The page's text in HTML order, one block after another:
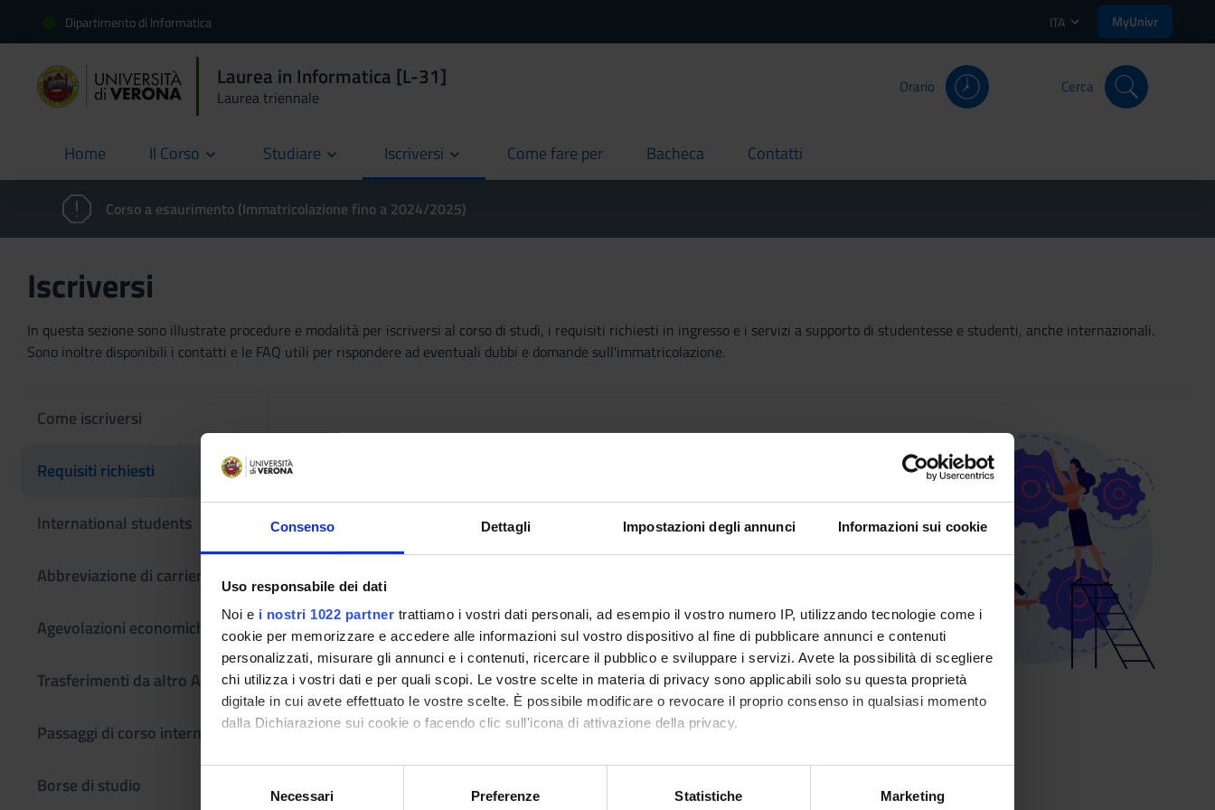
Consenso Dettagli Impostazioni degli annunci Informazioni sui cookie
Uso responsabile dei dati
Noi e i nostri 1022 partner trattiamo i vostri dati personali, ad esempio il vostro numero IP, utilizzando tecnologie come i
cookie per memorizzare e accedere alle informazioni sul vostro dispositivo al fine di pubblicare annunci e contenuti
personalizzati, misurare gli annunci e i contenuti, ricercare il pubblico e sviluppare i servizi. Avete la possibilità di scegliere
chi utilizza i vostri dati e per quali scopi. Le vostre scelte in materia di privacy sono applicabili solo su questa proprietà
digitale in cui avete effettuato le vostre scelte. È possibile modificare o revocare il proprio consenso in qualsiasi momento
dalla Dichiarazione sui cookie o facendo clic sull'icona di attivazione della privacy.
Con il tuo consenso, vorremmo anche:
raccogliere informazioni sulla tua posizione geografica, con un'approssimazione di qualche metro,
Necessari Preferenze Statistiche Marketing
Dipartimento di Informatica ITA MyUnivr
Laurea in Informatica [L-31]
Laurea triennale
Orario Cerca
Home
current Il Corso Studiare Iscriversi Come fare per
current Bacheca
current Contatti
current
Corso a esaurimento (Immatricolazione fino a 2024/2025)
Iscriversi
In questa sezione sono illustrate procedure e modalità per iscriversi al corso di studi, i requisiti richiesti in ingresso e i servizi a supporto di studentesse e studenti, anche internazionali.
Sono inoltre disponibili i contatti e le FAQ utili per rispondere ad eventuali dubbi e domande sull'immatricolazione.
Come iscriversi
Requisiti richiesti
International students
Abbreviazione di carriera
Agevolazioni economiche
Trasferimenti da altro Ateneo
Passaggi di corso interni
Borse di studio
Requisiti Richiesti A.A. 2013/2014
PAGINA IN AGGIORNAMENTO